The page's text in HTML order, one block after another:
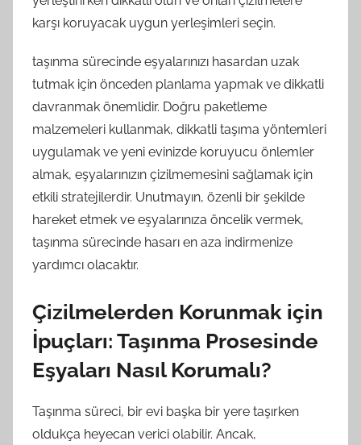
karşı koruyacak uygun yerleşimleri seçin.
taşınma sürecinde eşyalarınızı hasardan uzak
tutmak için önceden planlama yapmak ve dikkatli
davranmak önemlidir. Doğru paketleme
malzemeleri kullanmak, dikkatli taşıma yöntemleri
uygulamak ve yeni evinizde koruyucu önlemler
almak, eşyalarınızın çizilmemesini sağlamak için
etkili stratejilerdir. Unutmayın, özenli bir şekilde
hareket etmek ve eşyalarınıza öncelik vermek,
taşınma sürecinde hasarı en aza indirmenize
yardımcı olacaktır.
Çizilmelerden Korunmak için
İpuçları: Taşınma Prosesinde
Eşyaları Nasıl Korumalı?
Taşınma süreci, bir evi başka bir yere taşırken
oldukça heyecan verici olabilir. Ancak,